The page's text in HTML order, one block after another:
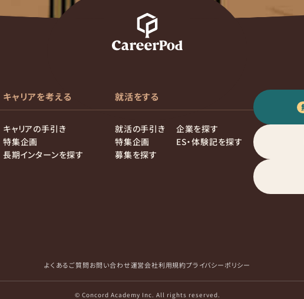
キャリアを考える
キャリアの手引き
特集企画
長期インターンを探す
就活をする
就活の手引き
特集企画
募集を探す
企業を探す
ES・体験記を探す
よくあるご質問お問い合わせ運営会社利用規約プライバシーポリシー
© Concord Academy Inc. All rights reserved.